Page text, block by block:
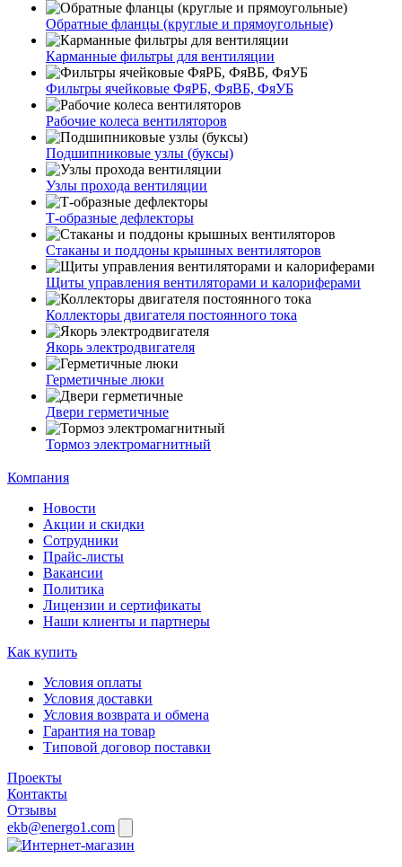
Обратные фланцы (круглые и прямоугольные)
Карманные фильтры для вентиляции
Фильтры ячейковые ФяРБ, ФяВБ, ФяУБ
Рабочие колеса вентиляторов
Подшипниковые узлы (буксы)
Узлы прохода вентиляции
Т-образные дефлекторы
Стаканы и поддоны крышных вентиляторов
Щиты управления вентиляторами и калориферами
Коллекторы двигателя постоянного тока
Якорь электродвигателя
Герметичные люки
Двери герметичные
Тормоз электромагнитный
Компания
Новости
Акции и скидки
Сотрудники
Прайс-листы
Вакансии
Политика
Лицензии и сертификаты
Наши клиенты и партнеры
Как купить
Условия оплаты
Условия доставки
Условия возврата и обмена
Гарантия на товар
Типовой договор поставки
Проекты
Контакты
Отзывы
ekb@energo1.com